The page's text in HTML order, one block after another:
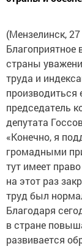
(Мензелинск,
Благоприятное
страны
труда и
производиться
председатель
депутата
«Конечно, я
громадными
тут имеет
на этот раз
труд был
Благодаря
в стране
развивается